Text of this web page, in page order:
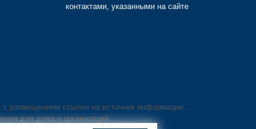
контактами, указанными на сайте
размещением ссылки на источник информации.
для дома и организаций.